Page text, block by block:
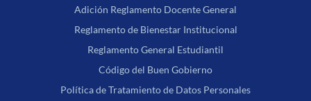
Adición Reglamento Docente General
Reglamento de Bienestar Institucional
Reglamento General Estudiantil
Código del Buen Gobierno
Política de Tratamiento de Datos Personales